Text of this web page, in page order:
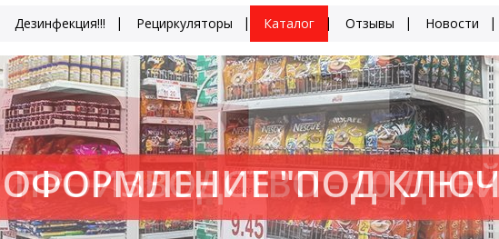
Дезинфекция!!! Рециркуляторы Каталог Отзывы Новости
ПРОИЗВОДСТВО - 10